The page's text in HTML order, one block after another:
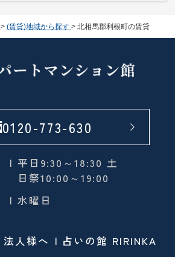
> (賃貸)地域から探す > 北相馬郡利根町の賃貸
0120-773-630
| 平日9:30～18:30 土
日祭10:00～19:00
| 水曜日
法人様へ 占いの館 RIRINKA